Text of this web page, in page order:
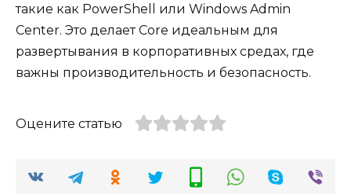
такие как PowerShell или Windows Admin
Center. Это делает Core идеальным для
развертывания в корпоративных средах, где
важны производительность и безопасность.
Оцените статью